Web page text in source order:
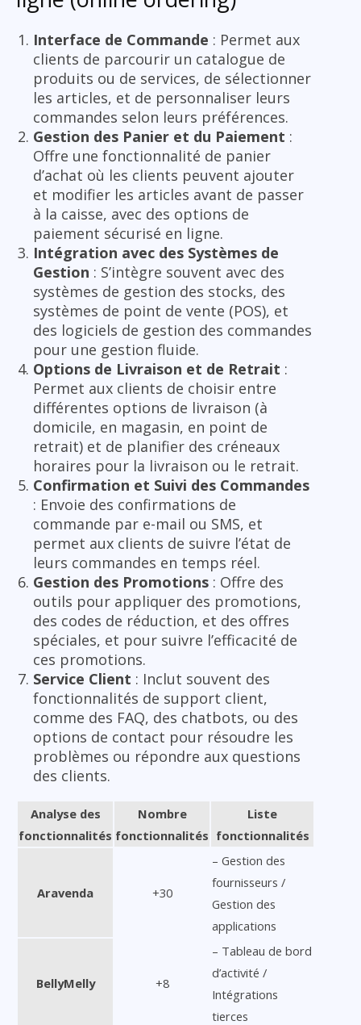
Interface de Commande : Permet aux
clients de parcourir un catalogue de
produits ou de services, de sélectionner
les articles, et de personnaliser leurs
commandes selon leurs préférences.
Gestion des Panier et du Paiement :
Offre une fonctionnalité de panier
d’achat où les clients peuvent ajouter
et modifier les articles avant de passer
à la caisse, avec des options de
paiement sécurisé en ligne.
Intégration avec des Systèmes de
Gestion : S’intègre souvent avec des
systèmes de gestion des stocks, des
systèmes de point de vente (POS), et
des logiciels de gestion des commandes
pour une gestion fluide.
Options de Livraison et de Retrait :
Permet aux clients de choisir entre
différentes options de livraison (à
domicile, en magasin, en point de
retrait) et de planifier des créneaux
horaires pour la livraison ou le retrait.
Confirmation et Suivi des Commandes
: Envoie des confirmations de
commande par e-mail ou SMS, et
permet aux clients de suivre l’état de
leurs commandes en temps réel.
Gestion des Promotions : Offre des
outils pour appliquer des promotions,
des codes de réduction, et des offres
spéciales, et pour suivre l’efficacité de
ces promotions.
Service Client : Inclut souvent des
fonctionnalités de support client,
comme des FAQ, des chatbots, ou des
options de contact pour résoudre les
problèmes ou répondre aux questions
des clients.
Analyse des
fonctionnalités
Nombre
fonctionnalités
Liste
fonctionnalités
Aravenda +30
– Gestion des
fournisseurs /
Gestion des
applications
BellyMelly +8
– Tableau de bord
d’activité /
Intégrations
tierces